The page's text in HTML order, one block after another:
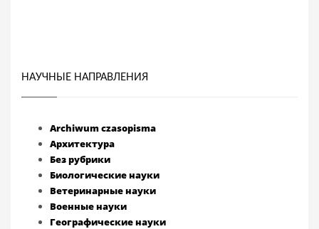
НАУЧНЫЕ НАПРАВЛЕНИЯ
Archiwum czasopisma
Архитектура
Без рубрики
Биологические науки
Ветеринарные науки
Военные науки
Географические науки